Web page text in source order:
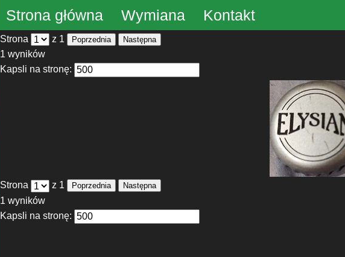
Strona główna Wymiana Kontakt
Strona z 1 Poprzednia Następna
1 wyników
Kapsli na stronę:
Strona z 1 Poprzednia Następna
1 wyników
Kapsli na stronę: